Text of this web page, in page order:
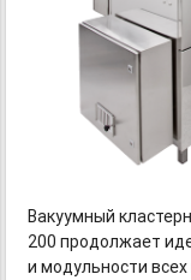
Вакуумный
200 продолжает
и модульности